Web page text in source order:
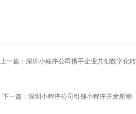
上一篇：深圳小程序公司携手企业共创数字化
下一篇：深圳小程序公司引领小程序开发新潮